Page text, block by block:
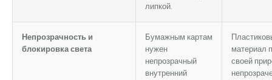
липкой.
Непрозрачность и
блокировка света
Бумажным картам
нужен
непрозрачный
внутренний
материал
своей